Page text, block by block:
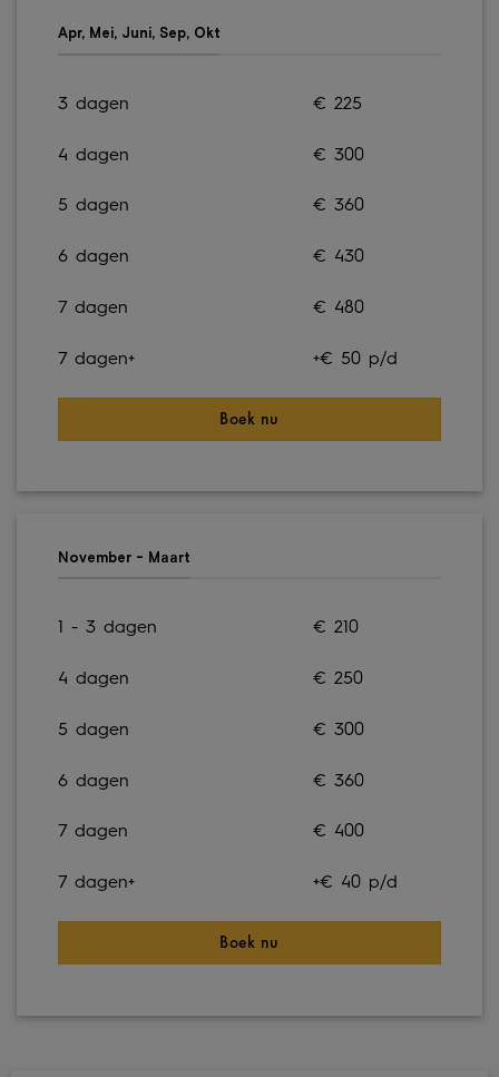
Apr, Mei, Juni, Sep, Okt
3 dagen € 225
4 dagen € 300
5 dagen € 360
6 dagen € 430
7 dagen € 480
7 dagen+ +€ 50 p/d
Boek nu
November - Maart
1 - 3 dagen € 210
4 dagen € 250
5 dagen € 300
6 dagen € 360
7 dagen € 400
7 dagen+ +€ 40 p/d
Boek nu